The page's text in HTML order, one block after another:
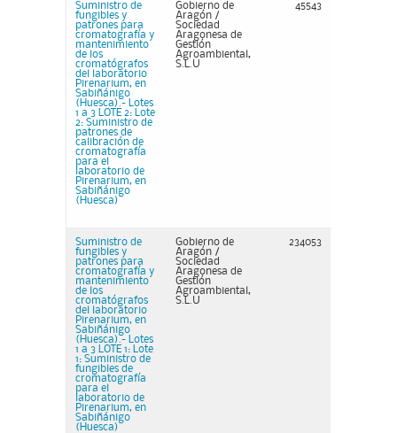
Suministro de
fungibles y
patrones para
cromatografía y
mantenimiento
de los
cromatógrafos
del laboratorio
Pirenarium, en
Sabiñánigo
(Huesca).- Lotes
1 a 3 LOTE 2: Lote
2: Suministro de
patrones de
calibración de
cromatografía
para el
laboratorio de
Pirenarium, en
Sabiñánigo
(Huesca)
Gobierno de
Aragón /
Sociedad
Aragonesa de
Gestión
Agroambiental,
S.L.U
45543
Suministro de
fungibles y
patrones para
cromatografía y
mantenimiento
de los
cromatógrafos
del laboratorio
Pirenarium, en
Sabiñánigo
(Huesca).- Lotes
1 a 3 LOTE 1: Lote
1: Suministro de
fungibles de
cromatografía
para el
laboratorio de
Pirenarium, en
Sabiñánigo
(Huesca)
Gobierno de
Aragón /
Sociedad
Aragonesa de
Gestión
Agroambiental,
S.L.U
234053